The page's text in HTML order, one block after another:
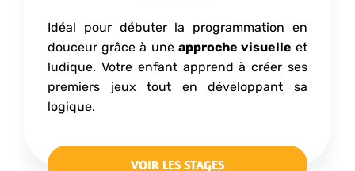
Idéal pour débuter la programmation en
douceur grâce à une approche visuelle et
ludique. Votre enfant apprend à créer ses
premiers jeux tout en développant sa
logique.
VOIR LES STAGES